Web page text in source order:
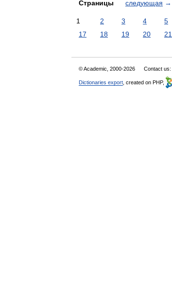
Страницы следующая →
1 2 3 4 5
17
18 19 20 21
© Academic, 2000-2026 Contact us:
Dictionaries export , created on PHP,